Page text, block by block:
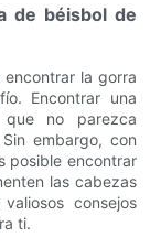
de béisbol de
encontrar la gorra
Encontrar una
no parezca
embargo, con
posible encontrar
las cabezas
consejos
ti.